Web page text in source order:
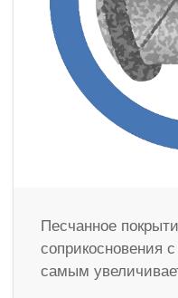
Песчанное
соприкосновения
самым